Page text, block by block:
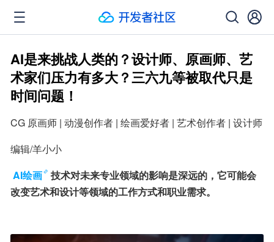
AI是来挑战人类的？设计师、原画师、艺
术家们压力有多大？三六九等被取代只是
时间问题！
CG 原画师 | 动漫创作者 | 绘画爱好者 | 艺术创作者 | 设计师
编辑/羊小小
AI绘画
技术对未来专业领域的影响是深远的，它可能会
改变艺术和设计等领域的工作方式和职业需求。